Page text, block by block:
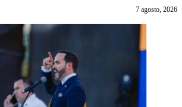
7 agosto, 2026